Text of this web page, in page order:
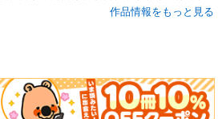
!? 未完の超人気シリーズがファイナル・ス
作品情報をもっと見る